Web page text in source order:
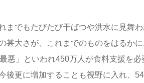
までもたびたび干ばつや洪水に見舞
甚大さが、これまでのものをはるか
最悪」といわれ450万人が食料支援を
後更に増加することも視野に入れ、